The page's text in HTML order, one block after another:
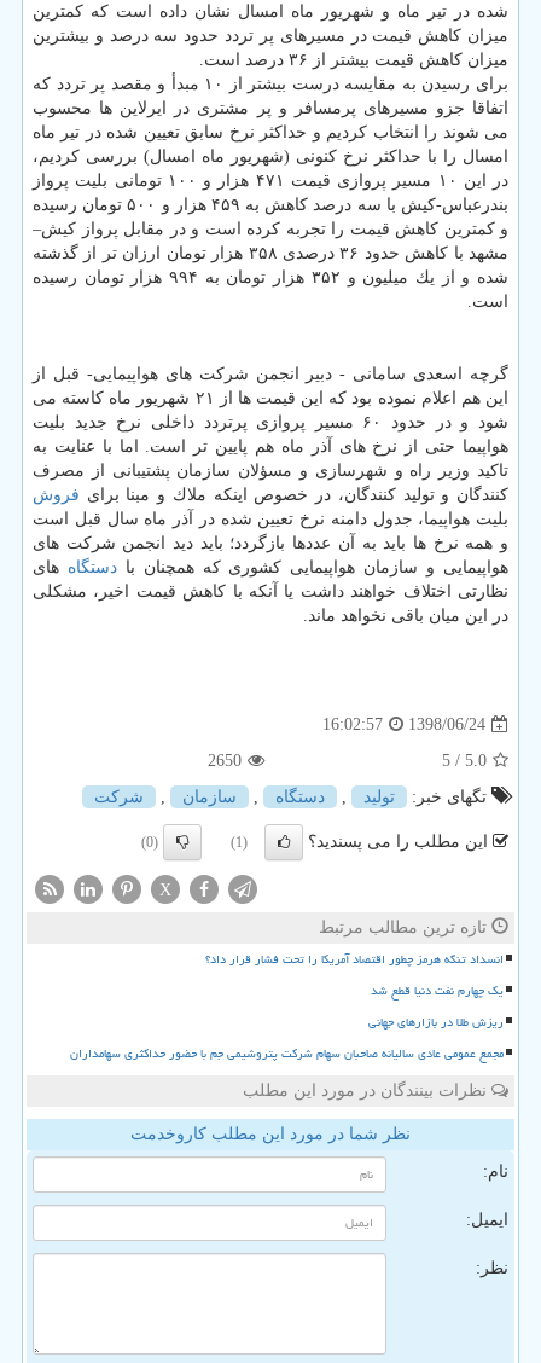
شده در تیر ماه و شهریور ماه امسال نشان داده است كه كمترین
میزان كاهش قیمت در مسیرهای پر تردد حدود سه درصد و بیشترین
میزان كاهش قیمت بیشتر از ۳۶ درصد است.
برای رسیدن به مقایسه درست بیشتر از ۱۰ مبدأ و مقصد پر تردد كه
اتفاقا جزو مسیرهای پرمسافر و پر مشتری در ایرلاین ها محسوب
می شوند را انتخاب كردیم و حداكثر نرخ سابق تعیین شده در تیر ماه
امسال را با حداكثر نرخ كنونی (شهریور ماه امسال) بررسی كردیم،
در این ۱۰ مسیر پروازی قیمت ۴۷۱ هزار و ۱۰۰ تومانی بلیت پرواز
بندرعباس-كیش با سه درصد كاهش به ۴۵۹ هزار و ۵۰۰ تومان رسیده
و كمترین كاهش قیمت را تجربه كرده است و در مقابل پرواز كیش–
مشهد با كاهش حدود ۳۶ درصدی ۳۵۸ هزار تومان ارزان تر از گذشته
شده و از یك میلیون و ۳۵۲ هزار تومان به ۹۹۴ هزار تومان رسیده
است.
گرچه اسعدی سامانی - دبیر انجمن شركت های هواپیمایی- قبل از
این هم اعلام نموده بود كه این قیمت ها از ۲۱ شهریور ماه كاسته می
شود و در حدود ۶۰ مسیر پروازی پرتردد داخلی نرخ جدید بلیت
هواپیما حتی از نرخ های آذر ماه هم پایین تر است. اما با عنایت به
تاكید وزیر راه و شهرسازی و مسؤلان سازمان پشتیبانی از مصرف
كنندگان و تولید كنندگان، در خصوص اینكه ملاك و مبنا برای فروش
بلیت هواپیما، جدول دامنه نرخ تعیین شده در آذر ماه سال قبل است
و همه نرخ ها باید به آن عددها بازگردد؛ باید دید انجمن شركت های
هواپیمایی و سازمان هواپیمایی كشوری كه همچنان بادستگاه های
نظارتی اختلاف خواهند داشت یا آنكه با كاهش قیمت اخیر، مشكلی
در این میان باقی نخواهد ماند.
1398/06/24
16:02:57
5.0
/ 5
2650
تگهای خبر:
تولید , دستگاه , سازمان , شركت
این مطلب را می پسندید؟ (1)
(0)
X
تازه ترین مطالب مرتبط
انسداد تنگه هرمز چطور اقتصاد آمریکا را تحت فشار قرار داد؟
یک چهارم نفت دنیا قطع شد
ریزش طلا در بازارهای جهانی
مجمع عمومی عادی سالیانه صاحبان سهام شرکت پتروشیمی جم با حضور حداکثری سهامداران
نظرات بینندگان در مورد این مطلب
نظر شما در مورد این مطلب کاروخدمت
نام:
ایمیل:
نظر: